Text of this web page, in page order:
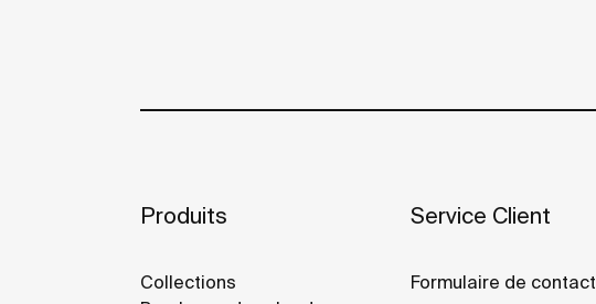
Produits
Collections
Service Client
Formulaire de contact